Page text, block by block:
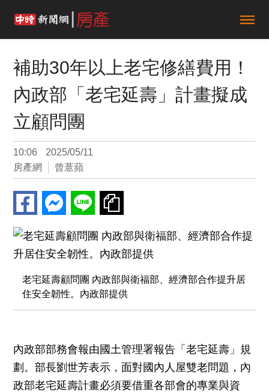
補助30年以上老宅修繕費用！
內政部「老宅延壽」計畫擬成
立顧問團
10:06
2025/05/11
房產網
曾薏蘋
老宅延壽顧問團 內政部與衛福部、經濟部合作提升居
住安全韌性。內政部提供
內政部部務會報由國土管理署報告「老宅延壽」規
劃。部長劉世芳表示，面對國內人屋雙老問題，內
政部老宅延壽計畫必須要借重各部會的專業與資